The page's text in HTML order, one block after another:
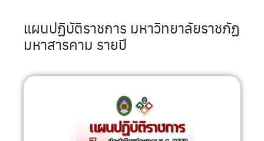
แผนปฏิบัติราชการ มหาวิทยาลัยราชภัฏ
มหาสารคาม รายปี